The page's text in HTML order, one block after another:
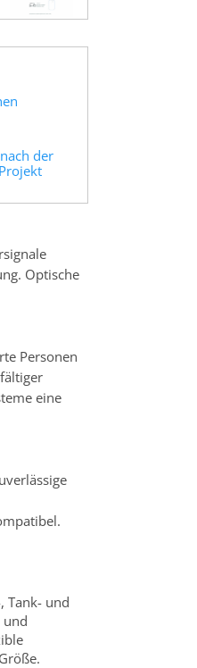
der
Optische
Personen
eine
Tank- und
und